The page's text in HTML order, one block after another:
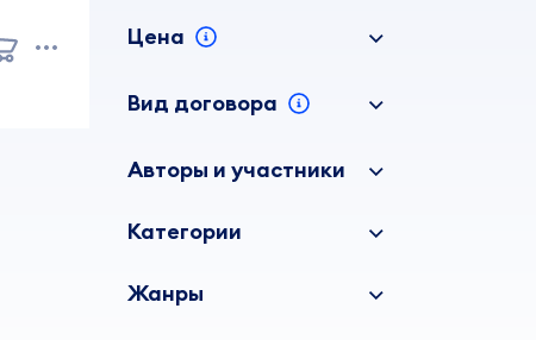
Цена
Вид договора
Авторы и участники
Категории
Жанры